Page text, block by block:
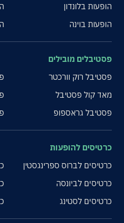
הופעות בלונדון
הופעות בוינה
פסטיבלים מובילים
פסטיבל רוק וורכטר
מאד קול פסטיבל
פסטיבל גראספופ
כרטיסים להופעות
כרטיסים לברוס ספרינגסטין
כרטיסים לביונסה
כרטיסים לסטינג